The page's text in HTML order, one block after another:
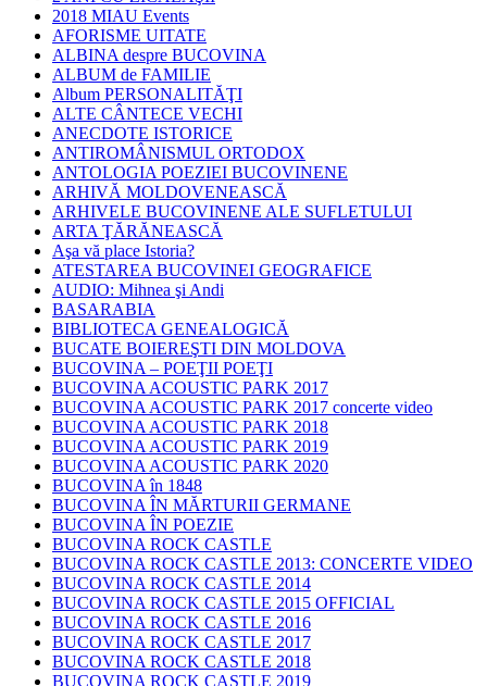
2018 MIAU Events
AFORISME UITATE
ALBINA despre BUCOVINA
ALBUM de FAMILIE
Album PERSONALITĂŢI
ALTE CÂNTECE VECHI
ANECDOTE ISTORICE
ANTIROMÂNISMUL ORTODOX
ANTOLOGIA POEZIEI BUCOVINENE
ARHIVĂ MOLDOVENEASCĂ
ARHIVELE BUCOVINENE ALE SUFLETULUI
ARTA ŢĂRĂNEASCĂ
Aşa vă place Istoria?
ATESTAREA BUCOVINEI GEOGRAFICE
AUDIO: Mihnea şi Andi
BASARABIA
BIBLIOTECA GENEALOGICĂ
BUCATE BOIEREŞTI DIN MOLDOVA
BUCOVINA – POEŢII POEŢI
BUCOVINA ACOUSTIC PARK 2017
BUCOVINA ACOUSTIC PARK 2017 concerte video
BUCOVINA ACOUSTIC PARK 2018
BUCOVINA ACOUSTIC PARK 2019
BUCOVINA ACOUSTIC PARK 2020
BUCOVINA în 1848
BUCOVINA ÎN MĂRTURII GERMANE
BUCOVINA ÎN POEZIE
BUCOVINA ROCK CASTLE
BUCOVINA ROCK CASTLE 2013: CONCERTE VIDEO
BUCOVINA ROCK CASTLE 2014
BUCOVINA ROCK CASTLE 2015 OFFICIAL
BUCOVINA ROCK CASTLE 2016
BUCOVINA ROCK CASTLE 2017
BUCOVINA ROCK CASTLE 2018
BUCOVINA ROCK CASTLE 2019